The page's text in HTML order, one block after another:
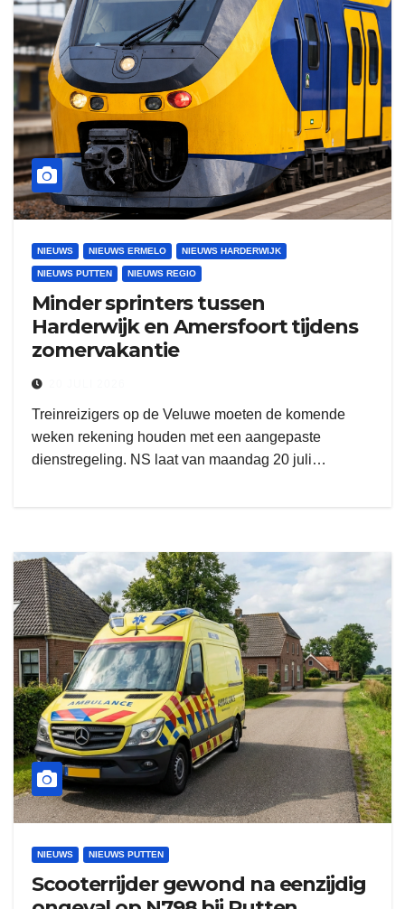
NIEUWS NIEUWS ERMELO NIEUWS HARDERWIJK
NIEUWS PUTTEN NIEUWS REGIO
Minder sprinters tussen
Harderwijk en Amersfoort tijdens
zomervakantie
Treinreizigers op de Veluwe moeten de komende
weken rekening houden met een aangepaste
dienstregeling. NS laat van maandag 20 juli…
NIEUWS NIEUWS PUTTEN
Scooterrijder gewond na eenzijdig